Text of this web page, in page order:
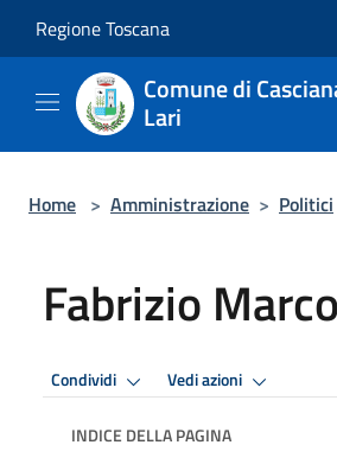
Regione Toscana
Comune di
Lari
Home > Amministrazione > Politici
Fabrizio
Condividi Vedi azioni
INDICE DELLA PAGINA